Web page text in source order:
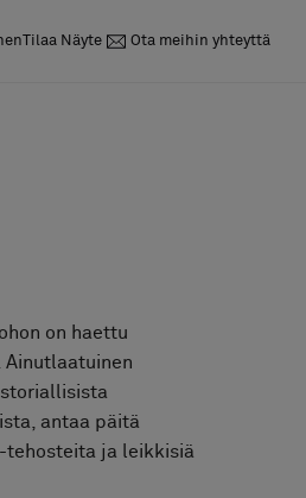
Tilaa Näyte Ota meihin yhteyttä
on haettu
antaa päitä
tehosteita ja leikkisiä